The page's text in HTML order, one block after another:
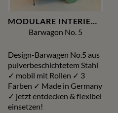
MODULARE INTERIEUR
Barwagon No. 5
Design-Barwagen No.5 aus
pulverbeschichtetem Stahl
✓ mobil mit Rollen ✓ 3
Farben ✓ Made in Germany
✓ jetzt entdecken & flexibel
einsetzen!